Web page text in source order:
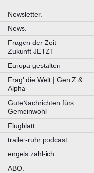
Newsletter.
News.
Fragen der Zeit
Zukunft JETZT
Europa gestalten
Frag' die Welt | Gen Z &
Alpha
GuteNachrichten fürs
Gemeinwohl
Flugblatt.
trailer-ruhr podcast.
engels zahl-ich.
ABO.